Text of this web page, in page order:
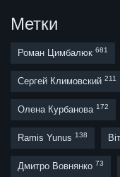
Метки
Роман Цимбалюк 681
Сергей Климовский 211
Олена Курбанова 172
Ramis Yunus 138
Дмитро Вовнянко 73